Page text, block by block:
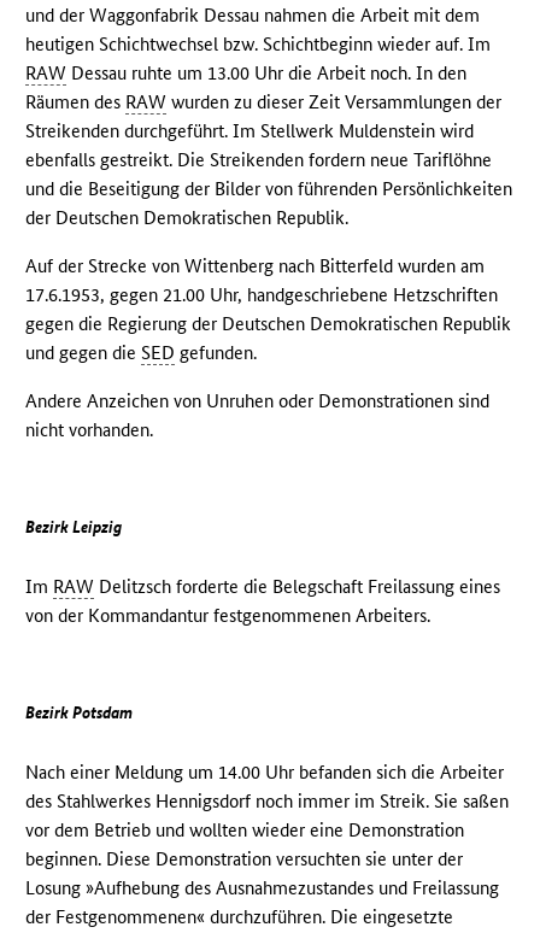
und der Waggonfabrik Dessau nahmen die Arbeit mit dem
heutigen Schichtwechsel bzw. Schichtbeginn wieder auf. Im
RAW Dessau ruhte um 13.00 Uhr die Arbeit noch. In den
Räumen des RAW wurden zu dieser Zeit Versammlungen der
Streikenden durchgeführt. Im Stellwerk Muldenstein wird
ebenfalls gestreikt. Die Streikenden fordern neue Tariflöhne
und die Beseitigung der Bilder von führenden Persönlichkeiten
der Deutschen Demokratischen Republik.
Auf der Strecke von Wittenberg nach Bitterfeld wurden am
17.6.1953, gegen 21.00 Uhr, handgeschriebene Hetzschriften
gegen die Regierung der Deutschen Demokratischen Republik
und gegen dieSED gefunden.
Andere Anzeichen von Unruhen oder Demonstrationen sind
nicht vorhanden.
Bezirk Leipzig
Im RAW Delitzsch forderte die Belegschaft Freilassung eines
von der Kommandantur festgenommenen Arbeiters.
Bezirk Potsdam
Nach einer Meldung um 14.00 Uhr befanden sich die Arbeiter
des Stahlwerkes Hennigsdorf noch immer im Streik. Sie saßen
vor dem Betrieb und wollten wieder eine Demonstration
beginnen. Diese Demonstration versuchten sie unter der
Losung »Aufhebung des Ausnahmezustandes und Freilassung
der Festgenommenen« durchzuführen. Die eingesetzte